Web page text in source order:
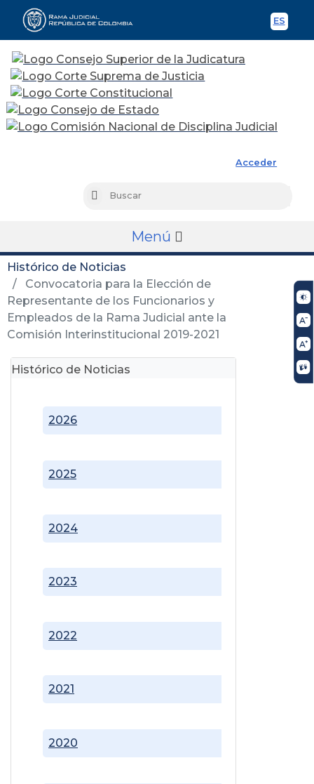
ES
Acceder
Buscar
Menú
Histórico de Noticias
Convocatoria para la Elección de
Representante de los Funcionarios y
Empleados de la Rama Judicial ante la
Comisión Interinstitucional 2019-2021
Histórico de Noticias
2020
2021
2022
2023
2024
2025
2026